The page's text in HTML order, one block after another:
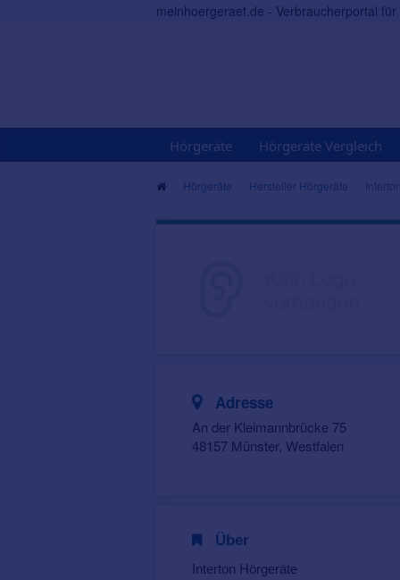
meinhoergeraet.de - Verbraucherportal
Hörgeräte Hörgeräte Vergleich
Hörgeräte Hersteller Hörgeräte
Adresse
An der Kleimannbrücke 75
48157 Münster, Westfalen
Über
Interton Hörgeräte